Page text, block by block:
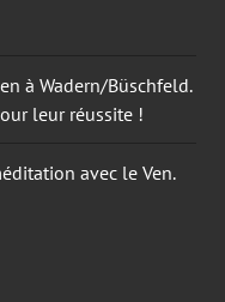
à Wadern/Büschfeld.
leur réussite !
avec le Ven.